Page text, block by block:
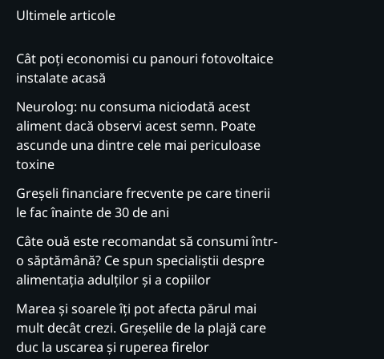
Ultimele articole
Cât poți economisi cu panouri fotovoltaice
instalate acasă
Neurolog: nu consuma niciodată acest
aliment dacă observi acest semn. Poate
ascunde una dintre cele mai periculoase
toxine
Greșeli financiare frecvente pe care tinerii
le fac înainte de 30 de ani
Câte ouă este recomandat să consumi într-
o săptămână? Ce spun specialiștii despre
alimentația adulților și a copiilor
Marea și soarele îți pot afecta părul mai
mult decât crezi. Greșelile de la plajă care
duc la uscarea și ruperea firelor